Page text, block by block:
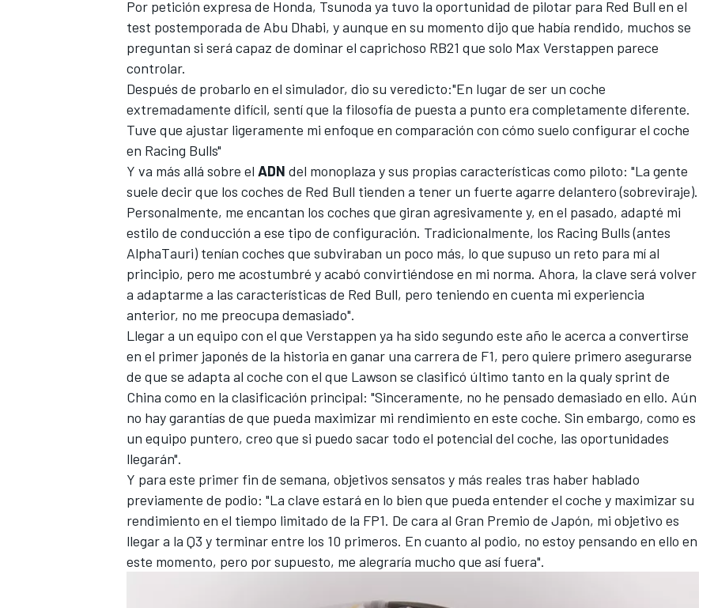
MÁS CATEGORÍAS
Por petición expresa de Honda, Tsunoda ya tuvo la oportunidad de pilotar para Red Bull en el
test postemporada de Abu Dhabi, y aunque en su momento dijo que había rendido, muchos se
preguntan si será capaz de dominar el caprichoso RB21 que solo Max Verstappen parece
controlar.
Después de probarlo en el simulador, dio su veredicto:"En lugar de ser un coche
extremadamente difícil, sentí que la filosofía de puesta a punto era completamente diferente.
Tuve que ajustar ligeramente mi enfoque en comparación con cómo suelo configurar el coche
en Racing Bulls"
Y va más allá sobre el ADN del monoplaza y sus propias características como piloto: "La gente
suele decir que los coches de Red Bull tienden a tener un fuerte agarre delantero (sobreviraje).
Personalmente, me encantan los coches que giran agresivamente y, en el pasado, adapté mi
estilo de conducción a ese tipo de configuración. Tradicionalmente, los Racing Bulls (antes
AlphaTauri) tenían coches que subviraban un poco más, lo que supuso un reto para mí al
principio, pero me acostumbré y acabó convirtiéndose en mi norma. Ahora, la clave será volver
a adaptarme a las características de Red Bull, pero teniendo en cuenta mi experiencia
anterior, no me preocupa demasiado".
Llegar a un equipo con el que Verstappen ya ha sido segundo este año le acerca a convertirse
en el primer japonés de la historia en ganar una carrera de F1, pero quiere primero asegurarse
de que se adapta al coche con el que Lawson se clasificó último tanto en la qualy sprint de
China como en la clasificación principal: "Sinceramente, no he pensado demasiado en ello. Aún
no hay garantías de que pueda maximizar mi rendimiento en este coche. Sin embargo, como es
un equipo puntero, creo que si puedo sacar todo el potencial del coche, las oportunidades
llegarán".
Y para este primer fin de semana, objetivos sensatos y más reales tras haber hablado
previamente de podio: "La clave estará en lo bien que pueda entender el coche y maximizar su
rendimiento en el tiempo limitado de la FP1. De cara al Gran Premio de Japón, mi objetivo es
llegar a la Q3 y terminar entre los 10 primeros. En cuanto al podio, no estoy pensando en ello en
este momento, pero por supuesto, me alegraría mucho que así fuera".